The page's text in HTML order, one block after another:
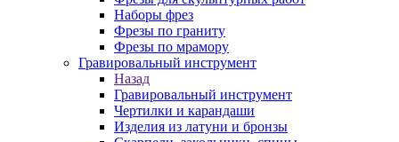
Наборы фрез
Фрезы по граниту
Фрезы по мрамору
Гравировальный инструмент
Назад
Гравировальный инструмент
Чертилки и карандаши
Изделия из латуни и бронзы